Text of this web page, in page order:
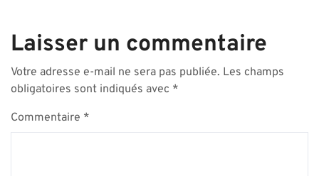
Laisser un commentaire
Votre adresse e-mail ne sera pas publiée. Les champs
obligatoires sont indiqués avec *
Commentaire *